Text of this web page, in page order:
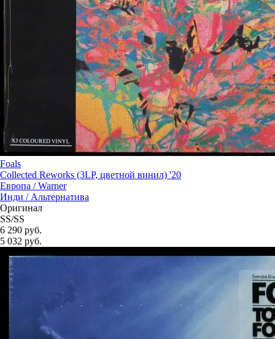
Foals
Collected Reworks (3LP, цветной винил) '20
Европа /Warner
Инди / Альтернатива
Оригинал
SS/SS
6 290 руб.
5 032 руб.